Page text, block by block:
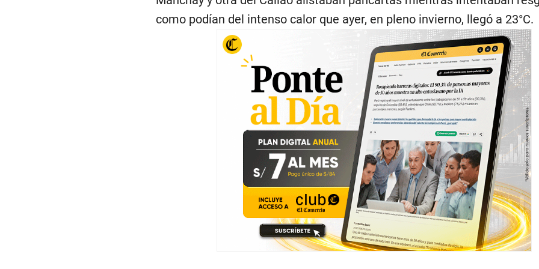
como podían del intenso calor que ayer, en pleno invierno, llegó a 23°C.